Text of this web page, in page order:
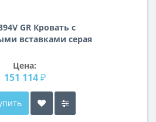
GR Кровать с
вставками серая
Цена:
151 114 ₽